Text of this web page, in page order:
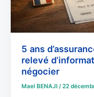
5 ans
relevé
négocier
Mael BENAJI/22
de
pour
négocier